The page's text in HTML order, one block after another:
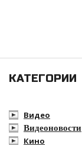
КАТЕГОРИИ
Видео
Видеоновости
Кино